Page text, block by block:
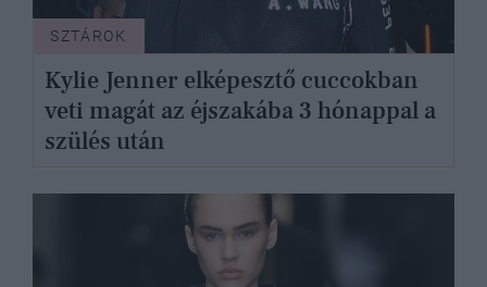
SZTÁROK
Kylie Jenner elképesztő cuccokban
veti magát az éjszakába 3 hónappal a
szülés után